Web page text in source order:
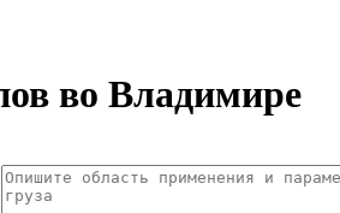
во Владимире